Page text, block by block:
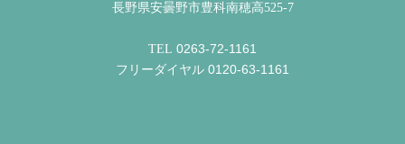
長野県安曇野市豊科南穂高525-7
TEL 0263-72-1161
フリーダイヤル 0120-63-1161